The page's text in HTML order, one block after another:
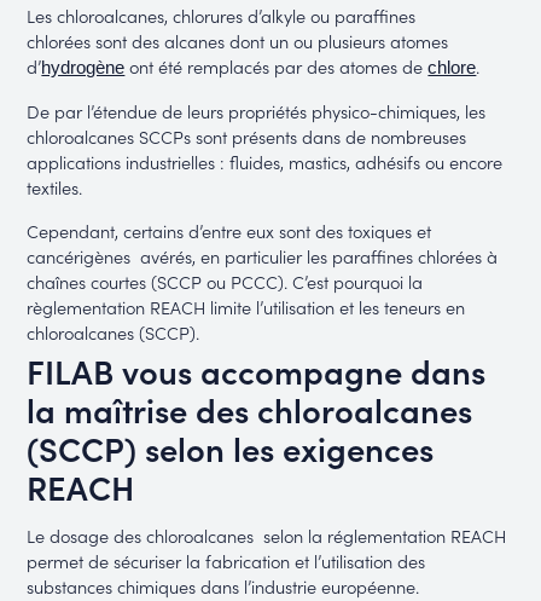
Les chloroalcanes, chlorures d’alkyle ou paraffines
chlorées sont des alcanes dont un ou plusieurs atomes
d’hydrogène ont été remplacés par des atomes dechlore.
De par l’étendue de leurs propriétés physico-chimiques, les
chloroalcanes SCCPs sont présents dans de nombreuses
applications industrielles : fluides, mastics, adhésifs ou encore
textiles.
Cependant, certains d’entre eux sont des toxiques et
cancérigènes avérés, en particulier les paraffines chlorées à
chaînes courtes (SCCP ou PCCC). C’est pourquoi la
règlementation REACH limite l’utilisation et les teneurs en
chloroalcanes (SCCP).
FILAB vous accompagne dans
la maîtrise des chloroalcanes
(SCCP) selon les exigences
REACH
Le dosage des chloroalcanes selon la réglementation REACH
permet de sécuriser la fabrication et l’utilisation des
substances chimiques dans l’industrie européenne.